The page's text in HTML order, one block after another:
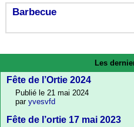
Barbecue
Les
Fête de l’Ortie 2024
Publié le 21 mai 2024
par yvesvfd
Fête de l’ortie 17 mai 2023